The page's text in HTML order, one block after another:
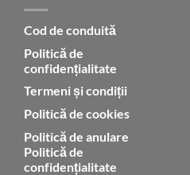
Cod de conduită
Politică de
confidențialitate
Termeni și condiții
Politică de cookies
Politică de anulare
Politică de
confidențialitate